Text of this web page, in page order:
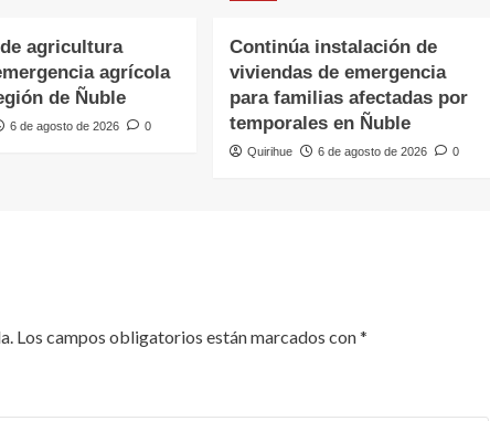
agricultura
agrícola
de Ñuble
6 de agosto de 2026 0
Continúa instalación de
viviendas de emergencia
para familias afectadas por
temporales en Ñuble
Quirihue 6 de agosto de 2026 0
Los campos obligatorios están marcados con*